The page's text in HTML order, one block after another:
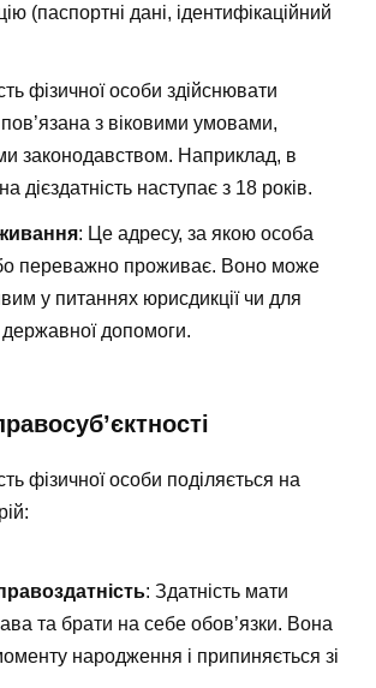
(паспортні дані, ідентифікаційний
фізичної особи здійснювати
з віковими умовами,
законодавством. Наприклад, в
дієздатність наступає з 18 років.
: Це адресу, за якою особа
переважно проживає. Воно може
у питаннях юрисдикції чи для
допомоги.
фізичної особи поділяється на
: Здатність мати
та брати на себе обов’язки. Вона
народження і припиняється зі